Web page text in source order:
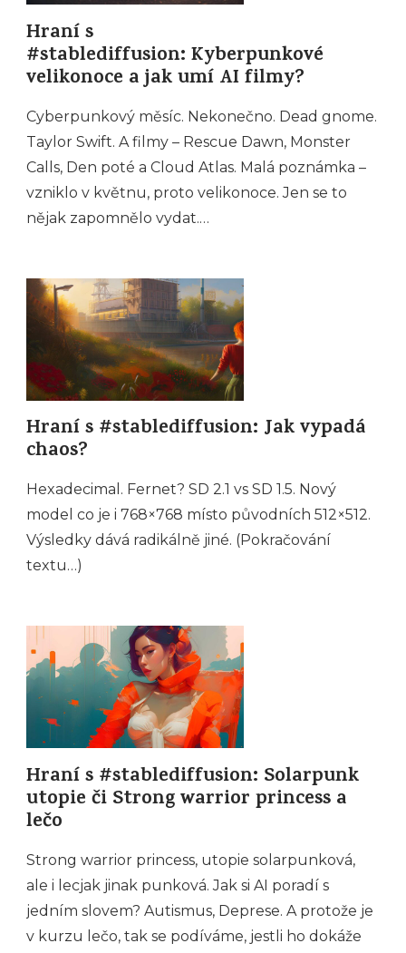
Hraní s
#stablediffusion: Kyberpunkové
velikonoce a jak umí AI filmy?
Cyberpunkový měsíc. Nekonečno. Dead gnome.
Taylor Swift. A filmy – Rescue Dawn, Monster
Calls, Den poté a Cloud Atlas. Malá poznámka –
vzniklo v květnu, proto velikonoce. Jen se to
nějak zapomnělo vydat.…
Hraní s #stablediffusion: Jak vypadá
chaos?
Hexadecimal. Fernet? SD 2.1 vs SD 1.5. Nový
model co je i 768×768 místo původních 512×512.
Výsledky dává radikálně jiné. (Pokračování
textu…)
Hraní s #stablediffusion: Solarpunk
utopie či Strong warrior princess a
lečo
Strong warrior princess, utopie solarpunková,
ale i lecjak jinak punková. Jak si AI poradí s
jedním slovem? Autismus, Deprese. A protože je
v kurzu lečo, tak se podíváme, jestli ho dokáže